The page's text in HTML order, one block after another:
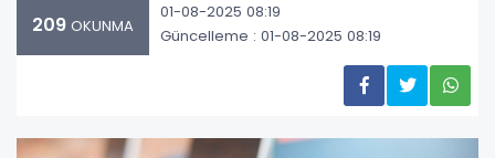
209 OKUNMA
01-08-2025 08:19
Güncelleme : 01-08-2025 08:19